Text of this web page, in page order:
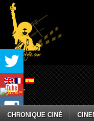
CHRONIQUE CINÉ